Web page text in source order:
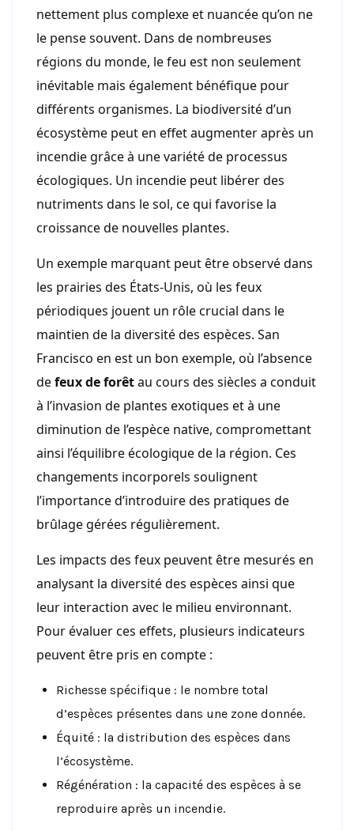
nettement plus complexe et nuancée qu’on ne
le pense souvent. Dans de nombreuses
régions du monde, le feu est non seulement
inévitable mais également bénéfique pour
différents organismes. La biodiversité d’un
écosystème peut en effet augmenter après un
incendie grâce à une variété de processus
écologiques. Un incendie peut libérer des
nutriments dans le sol, ce qui favorise la
croissance de nouvelles plantes.
Un exemple marquant peut être observé dans
les prairies des États-Unis, où les feux
périodiques jouent un rôle crucial dans le
maintien de la diversité des espèces. San
Francisco en est un bon exemple, où l’absence
defeux de forêtau cours des siècles a conduit
à l’invasion de plantes exotiques et à une
diminution de l’espèce native, compromettant
ainsi l’équilibre écologique de la région. Ces
changements incorporels soulignent
l’importance d’introduire des pratiques de
brûlage gérées régulièrement.
Les impacts des feux peuvent être mesurés en
analysant la diversité des espèces ainsi que
leur interaction avec le milieu environnant.
Pour évaluer ces effets, plusieurs indicateurs
peuvent être pris en compte :
Richesse spécifique : le nombre total
d’espèces présentes dans une zone donnée.
Équité : la distribution des espèces dans
l’écosystème.
Régénération : la capacité des espèces à se
reproduire après un incendie.